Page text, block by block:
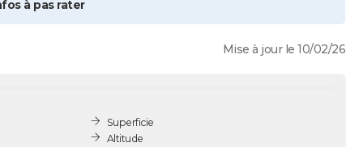
à pas rater
Mise à jour le 10/02/26
Superficie
Altitude